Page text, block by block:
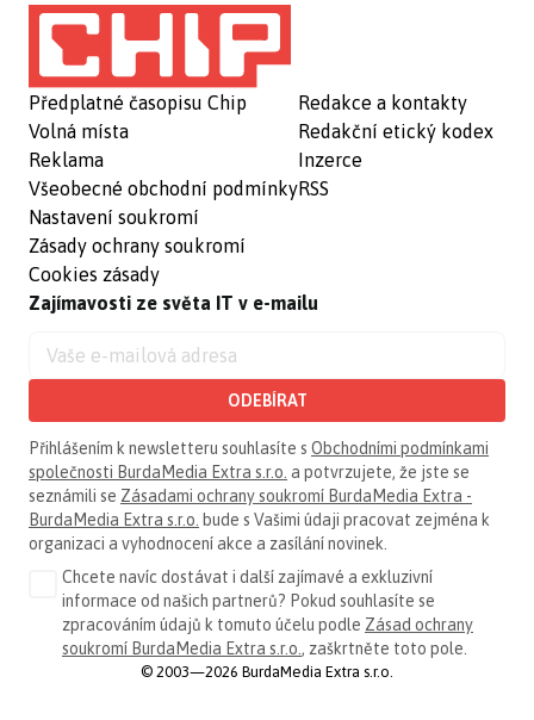
Předplatné časopisu Chip
Volná místa
Reklama
Všeobecné obchodní podmínky
Nastavení soukromí
Zásady ochrany soukromí
Cookies zásady
Redakce a kontakty
Redakční etický kodex
Inzerce
RSS
Zajímavosti ze světa IT v e-mailu
ODEBÍRAT
Přihlášením k newsletteru souhlasíte s Obchodními podmínkami
společnosti BurdaMedia Extra s.r.o. a potvrzujete, že jste se
seznámili se Zásadami ochrany soukromí BurdaMedia Extra -
BurdaMedia Extra s.r.o. bude s Vašimi údaji pracovat zejména k
organizaci a vyhodnocení akce a zasílání novinek.
Chcete navíc dostávat i další zajímavé a exkluzivní
informace od našich partnerů? Pokud souhlasíte se
zpracováním údajů k tomuto účelu podle Zásad ochrany
soukromí BurdaMedia Extra s.r.o., zaškrtněte toto pole.
© 2003—2026 BurdaMedia Extra s.r.o.